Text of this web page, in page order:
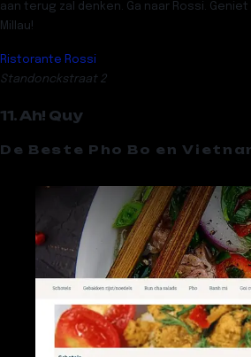
aan terug zal denken. Ga naar Rossi.
Millau!
Ristorante Rossi
Standonckstraat 2
11. Ah! Quy
De Beste Pho Bo en